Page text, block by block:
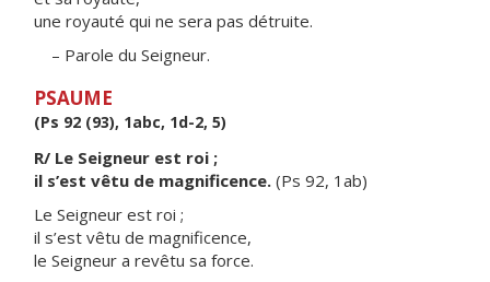
une royauté qui ne sera pas détruite.
– Parole du Seigneur.
PSAUME
(Ps 92 (93), 1abc, 1d-2, 5)
R/ Le Seigneur est roi ;
il s’est vêtu de magnificence. (Ps 92, 1ab)
Le Seigneur est roi ;
il s’est vêtu de magnificence,
le Seigneur a revêtu sa force.